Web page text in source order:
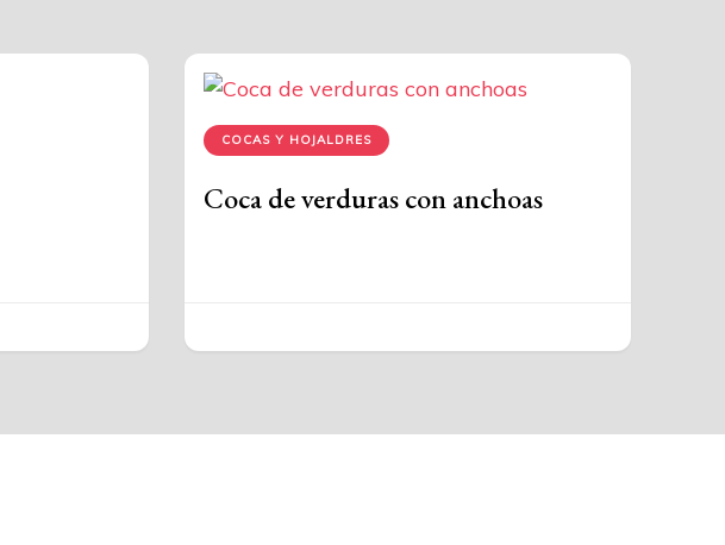
COCAS Y HOJALDRES
Coca de verduras con anchoas